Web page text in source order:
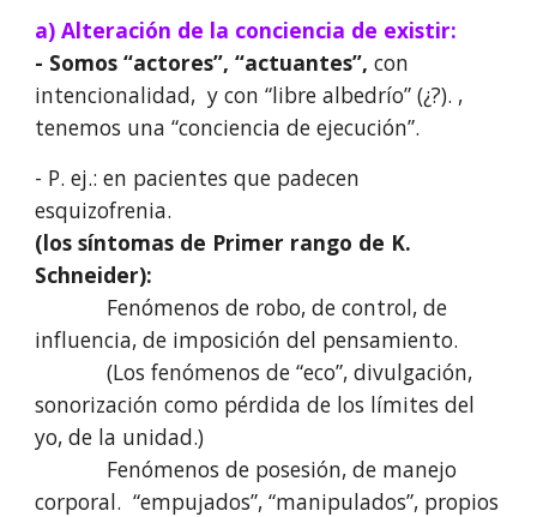
a) Alteración de la conciencia de existir:
- Somos “actores”, “actuantes”,con
intencionalidad, y con “libre albedrío” (¿?). ,
tenemos una “conciencia de ejecución”.
- P. ej.: en pacientes que padecen
esquizofrenia.
(los síntomas de Primer rango de K.
Schneider):
Fenómenos de robo, de control, de
influencia, de imposición del pensamiento.
(Los fenómenos de “eco”, divulgación,
sonorización como pérdida de los límites del
yo, de la unidad.)
Fenómenos de posesión, de manejo
corporal. “empujados”, “manipulados”, propios